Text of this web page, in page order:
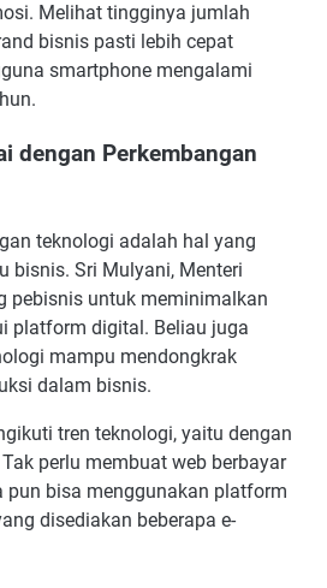
Melihat tingginya jumlah
bisnis pasti lebih cepat
smartphone mengalami
dengan Perkembangan
teknologi adalah hal yang
bisnis. Sri Mulyani, Menteri
pebisnis untuk meminimalkan
platform digital. Beliau juga
mampu mendongkrak
dalam bisnis.
tren teknologi, yaitu dengan
perlu membuat web berbayar
pun bisa menggunakan platform
disediakan beberapa e-